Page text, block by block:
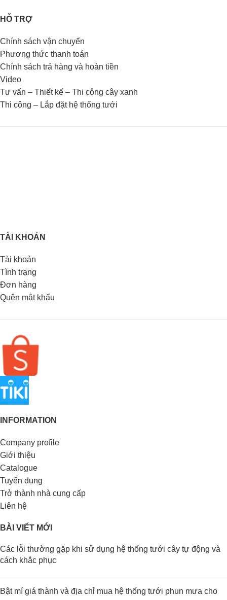
HỖ TRỢ
Chính sách vận chuyển
Phương thức thanh toán
Chính sách trả hàng và hoàn tiền
Video
Tư vấn – Thiết kế – Thi công cây xanh
Thi công – Lắp đặt hệ thống tưới
TÀI KHOẢN
Tài khoản
Tình trạng
Đơn hàng
Quên mật khẩu
INFORMATION
Company profile
Giới thiệu
Catalogue
Tuyển dụng
Trở thành nhà cung cấp
Liên hệ
BÀI VIẾT MỚI
Các lỗi thường gặp khi sử dụng hệ thống tưới cây tự động và
cách khắc phục
Bật mí giá thành và địa chỉ mua hệ thống tưới phun mưa cho